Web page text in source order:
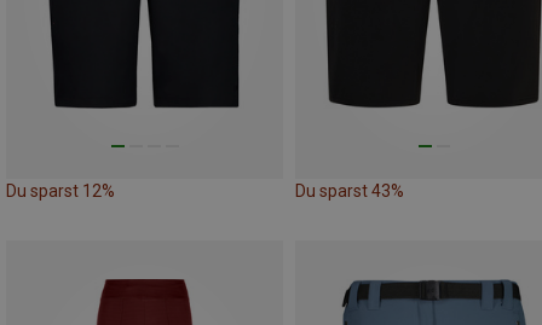
Du sparst 12% Du sparst 43%